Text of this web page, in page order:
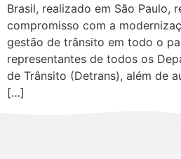
Brasil, realizado em São Paulo,
compromisso com a
gestão de trânsito em todo o
representantes de todos os
de Trânsito (Detrans), além de
[…]